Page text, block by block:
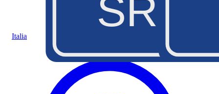
Italia
SR45